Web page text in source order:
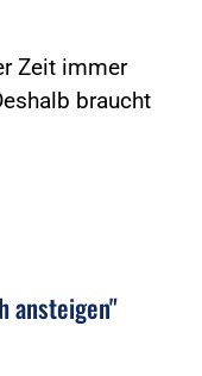
Zeit immer
braucht
ansteigen"